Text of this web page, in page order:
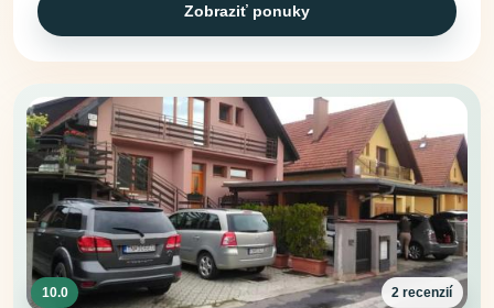
Zobraziť ponuky
10.0 2 recenzií